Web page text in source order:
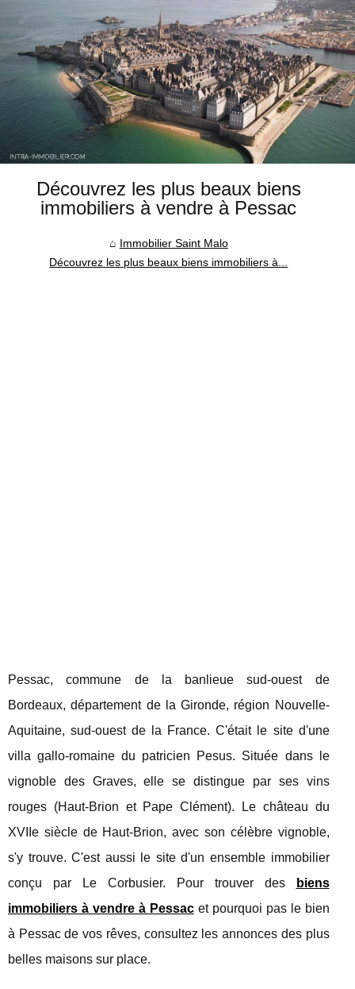
Découvrez les plus beaux biens
immobiliers à vendre à Pessac
Immobilier Saint Malo
Découvrez les plus beaux biens immobiliers à...
Pessac, commune de la banlieue sud-ouest de
Bordeaux, département de la Gironde, région Nouvelle-
Aquitaine, sud-ouest de la France. C'était le site d'une
villa gallo-romaine du patricien Pesus. Située dans le
vignoble des Graves, elle se distingue par ses vins
rouges (Haut-Brion et Pape Clément). Le château du
XVIIe siècle de Haut-Brion, avec son célèbre vignoble,
s'y trouve. C'est aussi le site d'un ensemble immobilier
conçu par Le Corbusier. Pour trouver des
biens
immobiliers à vendre à Pessacet pourquoi pas le bien
à Pessac de vos rêves, consultez les annonces des plus
belles maisons sur place.